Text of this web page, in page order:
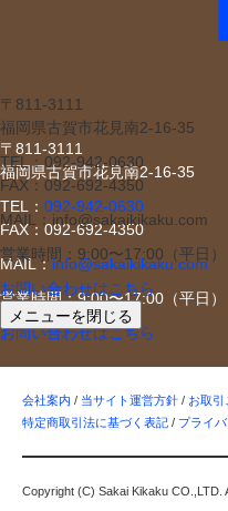
〒811-3111
福岡県古賀市花見南2-16-35
TEL：092-942-0630
FAX：092-692-4350
MAIL：info@sakaikikaku.com
営業時間：9:00〜17:00（平日）
お問い合わせはこちら
メニューを閉じる
〒811-3111
福岡県古賀市花見南2-16-35
TEL： 092-942-0630
FAX：092-692-4350
MAIL：info@sakaikikaku.com
営業時間：9:00〜17:00（平日）
お問い合わせはこちら
会社案内 / 当サイト運営方針 / お取引
特定商取引法に基づく表記 / プライ
Copyright (C) Sakai Kikaku CO.,LTD.